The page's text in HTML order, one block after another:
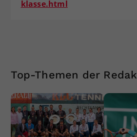
klasse.html
Top-Themen der